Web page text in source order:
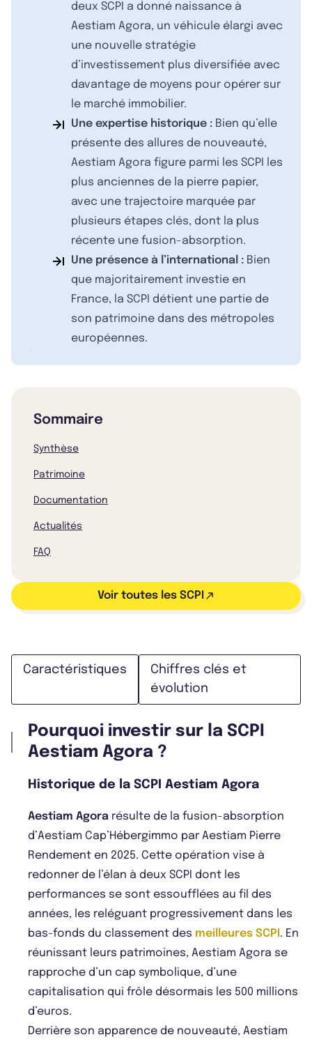
deux SCPI a donné naissance à
Aestiam Agora, un véhicule élargi avec
une nouvelle stratégie
d’investissement plus diversifiée avec
davantage de moyens pour opérer sur
le marché immobilier.
Une expertise historique : Bien qu’elle
présente des allures de nouveauté,
Aestiam Agora figure parmi les SCPI les
plus anciennes de la pierre papier,
avec une trajectoire marquée par
plusieurs étapes clés, dont la plus
récente une fusion-absorption.
Une présence à l’international : Bien
que majoritairement investie en
France, la SCPI détient une partie de
son patrimoine dans des métropoles
européennes.
Sommaire
Synthèse
Patrimoine
Documentation
Actualités
FAQ
Voir toutes les SCPI
Caractéristiques
Chiffres clés et
évolution
Pourquoi investir sur la SCPI
Aestiam Agora ?
Historique de la SCPI Aestiam Agora
Aestiam Agora résulte de la fusion-absorption
d’Aestiam Cap’Hébergimmo par Aestiam Pierre
Rendement en 2025. Cette opération vise à
redonner de l’élan à deux SCPI dont les
performances se sont essoufflées au fil des
années, les reléguant progressivement dans les
bas-fonds du classement des meilleures SCPI. En
réunissant leurs patrimoines, Aestiam Agora se
rapproche d’un cap symbolique, d’une
capitalisation qui frôle désormais les 500 millions
d’euros.
Derrière son apparence de nouveauté, Aestiam